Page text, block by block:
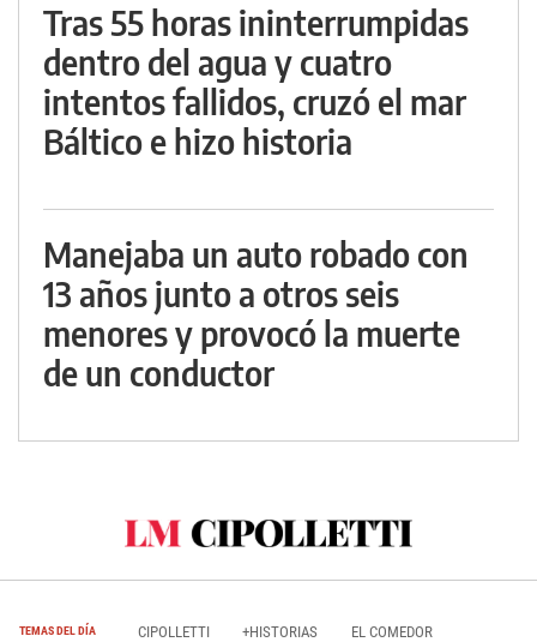
Tras 55 horas ininterrumpidas
dentro del agua y cuatro
intentos fallidos, cruzó el mar
Báltico e hizo historia
Manejaba un auto robado con
13 años junto a otros seis
menores y provocó la muerte
de un conductor
TEMAS DEL DÍA CIPOLLETTI +HISTORIAS EL COMEDOR